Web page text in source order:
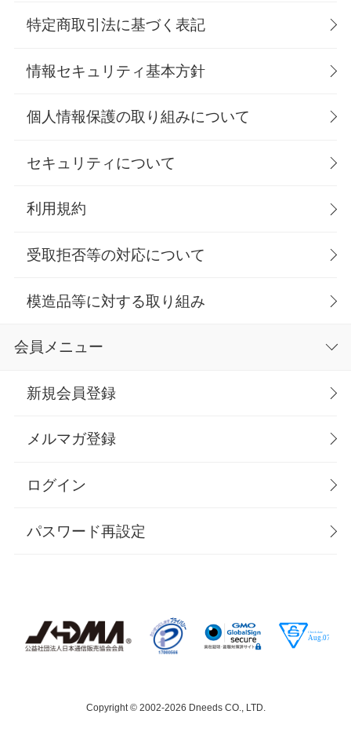
特定商取引法に基づく表記
情報セキュリティ基本方針
個人情報保護の取り組みについて
セキュリティについて
利用規約
受取拒否等の対応について
模造品等に対する取り組み
会員メニュー
新規会員登録
メルマガ登録
ログイン
パスワード再設定
Copyright © 2002-2026 Dneeds CO., LTD.